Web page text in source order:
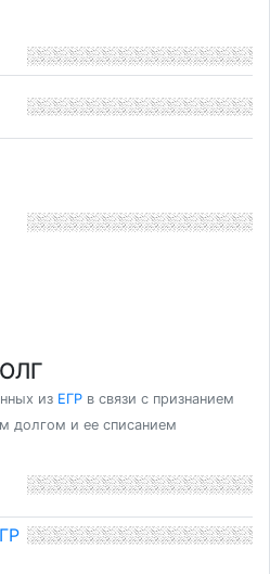
из ЕГР в связи с признанием
долгом и ее списанием